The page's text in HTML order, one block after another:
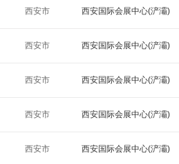
西安市 西安国际会展中心(浐灞)
西安市 西安国际会展中心(浐灞)
西安市 西安国际会展中心(浐灞)
西安市 西安国际会展中心(浐灞)
西安市 西安国际会展中心(浐灞)